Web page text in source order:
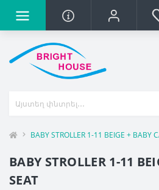
BABY STROLLER 1-11 BEIGE + BABY
BABY STROLLER 1-11
SEAT